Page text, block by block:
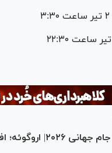
معرفی تیم‌های